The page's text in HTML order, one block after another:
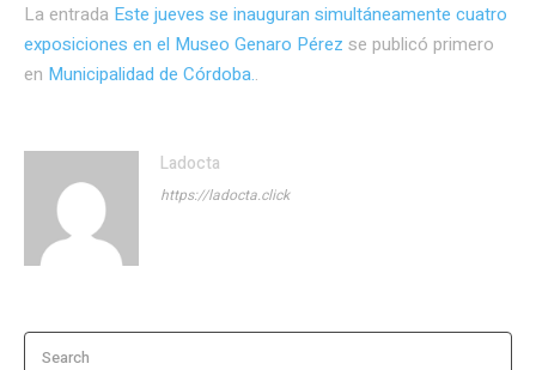
La entrada Este jueves se inauguran simultáneamente cuatro
exposiciones en el Museo Genaro Pérez se publicó primero
en Municipalidad de Córdoba..
Ladocta
https://ladocta.click
Search